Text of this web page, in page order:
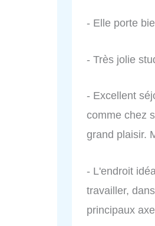
- Elle porte
- Très jolie
- Excellent
comme chez
grand plaisir.
- L'endroit
travailler,
principaux